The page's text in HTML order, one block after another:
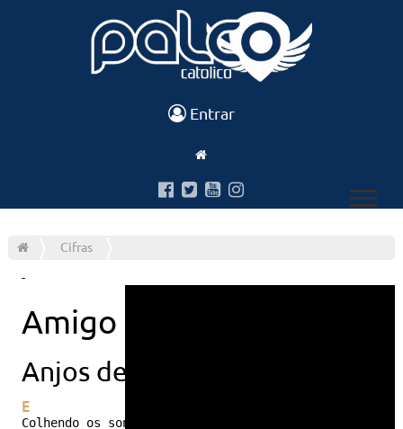
Entrar
Cifras
-
Amigo irmao
Anjos de resgate
E